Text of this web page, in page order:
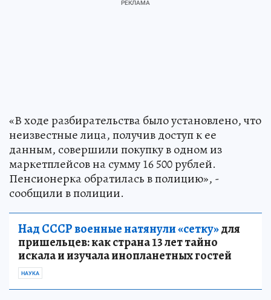
«В ходе разбирательства было установлено, что
неизвестные лица, получив доступ к ее
данным, совершили покупку в одном из
маркетплейсов на сумму 16 500 рублей.
Пенсионерка обратилась в полицию», -
сообщили в полиции.
Над СССР военные натянули «сетку»для
пришельцев: как страна 13 лет тайно
искала и изучала инопланетных гостей
НАУКА